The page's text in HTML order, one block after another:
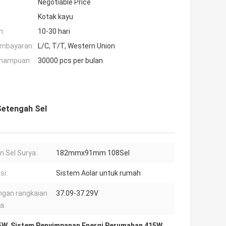
Negotiable Price
Kotak kayu
10-30 hari
L/C, T/T, Western Union
30000 pcs per bulan
Sel
Sel Surya: 182mmx91mm 108Sel
Sistem Aolar untuk rumah
rangkaian
37.09-37.29V